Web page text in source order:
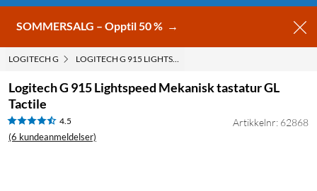
SOMMERSALG – Opptil 50 % →
LOGITECH G LOGITECH G 915 LIGHTSPEED MEKANISK TASTATUR GL
Logitech G 915 Lightspeed Mekanisk tastatur GL
Tactile
4.5
(6 kundeanmeldelser)
Artikkelnr: 62868